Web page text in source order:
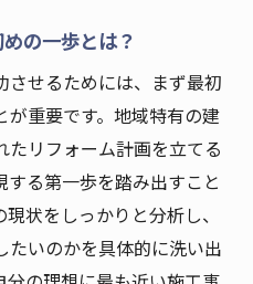
で住まいの価値を高め
せるステップガイド
リフォームで新たな生
活かしたリフォームア
を築くためのリフォー
の一歩とは？
せるためには、まず最初
重要です。地域特有の建
リフォーム計画を立てる
る第一歩を踏み出すこと
状をしっかりと分析し、
たいのかを具体的に洗い出